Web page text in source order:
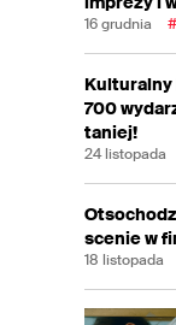
16 grudnia
Kulturalny
700
taniej!
24 listopada
scenie w
18 listopada